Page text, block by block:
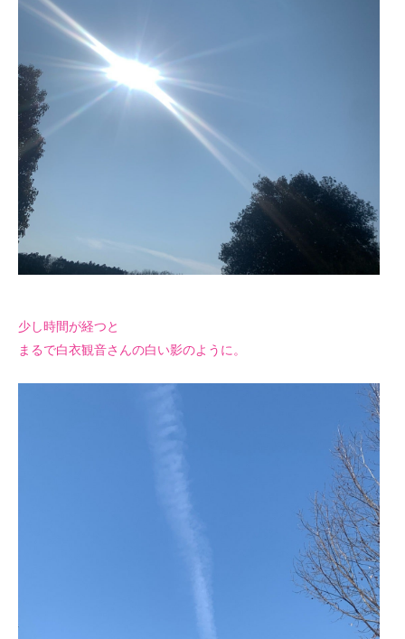
少し時間が経つと
まるで白衣観音さんの白い影のように。